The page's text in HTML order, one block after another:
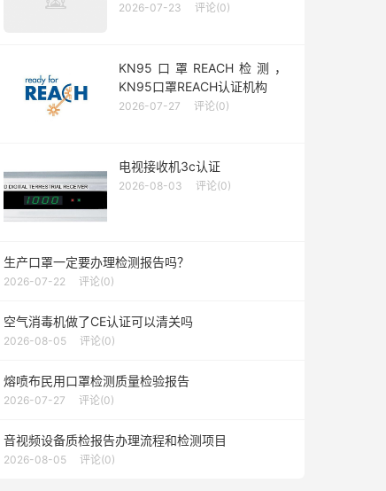
2026-07-23 评论(0)
KN95口罩REACH检测，
KN95口罩REACH认证机构
2026-07-27 评论(0)
电视接收机3c认证
2026-08-03 评论(0)
生产口罩一定要办理检测报告吗？
2026-07-22 评论(0)
空气消毒机做了CE认证可以清关吗
2026-08-05 评论(0)
熔喷布民用口罩检测质量检验报告
2026-07-27 评论(0)
音视频设备质检报告办理流程和检测项目
2026-08-05 评论(0)